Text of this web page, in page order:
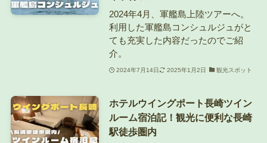
2024年4月、軍艦島上陸ツアーへ。
利用した軍艦島コンシュルジュがと
ても充実した内容だったのでご紹
介。
2024年7月14日 2025年1月2日 観光スポット
ホテルウイングポート長崎ツイン
ルーム宿泊記！観光に便利な長崎
駅徒歩圏内